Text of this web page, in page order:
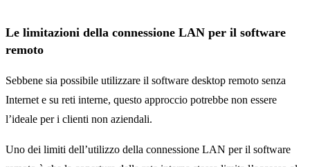
Le limitazioni della connessione LAN per il software
remoto
Sebbene sia possibile utilizzare il software desktop remoto senza
Internet e su reti interne, questo approccio potrebbe non essere
l’ideale per i clienti non aziendali.
Uno dei limiti dell’utilizzo della connessione LAN per il software